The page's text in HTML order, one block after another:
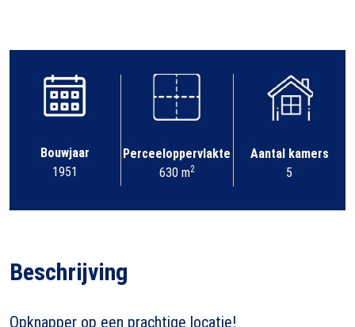
Bouwjaar
1951
Perceeloppervlakte
630 m2
Aantal kamers
5
Beschrijving
Opknapper op een prachtige locatie!